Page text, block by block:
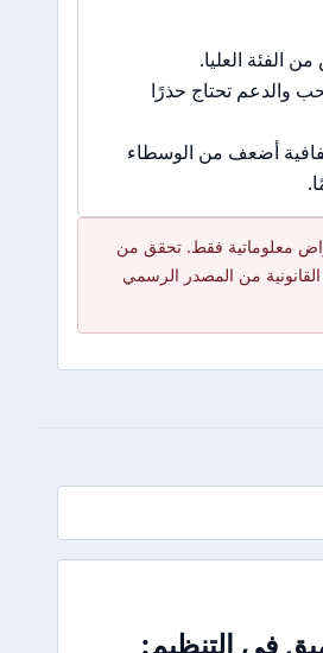
الفئة العليا.
والدعم تحتاج حذرًا
أضعف من الوسطاء
معلوماتية فقط. تحقق من
من المصدر الرسمي
في التنظيم: